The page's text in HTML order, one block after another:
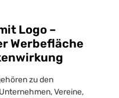
Logo –
Werbefläche
zu den
Vereine,